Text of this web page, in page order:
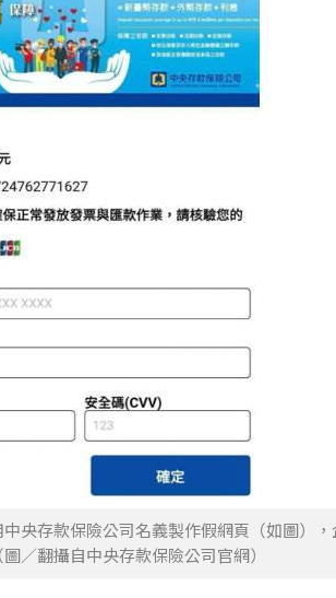
央存款保險公司名義製作假網頁（如圖）
／翻攝自中央存款保險公司官網）